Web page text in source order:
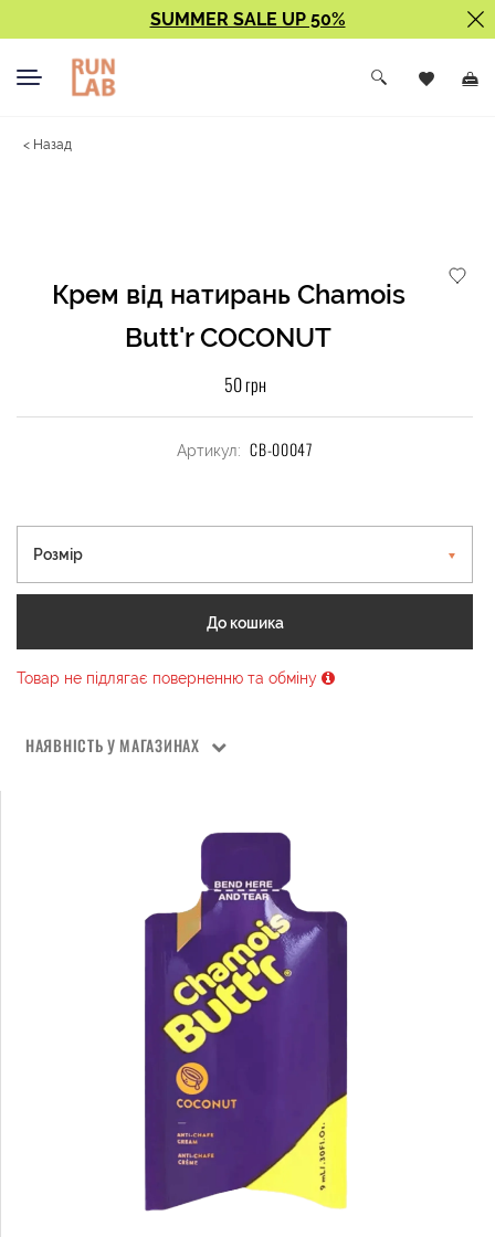
SUMMER SALE UP 50%
< Назад
Крем від натирань Chamois
Butt'r COCONUT
50 грн
Артикул: CB-00047
Розмір
До кошика
Товар не підлягає поверненню та обміну
НАЯВНІСТЬ У МАГАЗИНАХ